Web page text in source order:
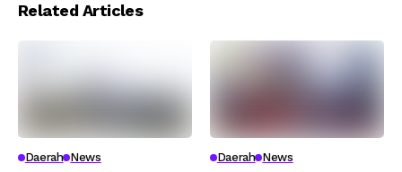
Related Articles
Daerah News Daerah News